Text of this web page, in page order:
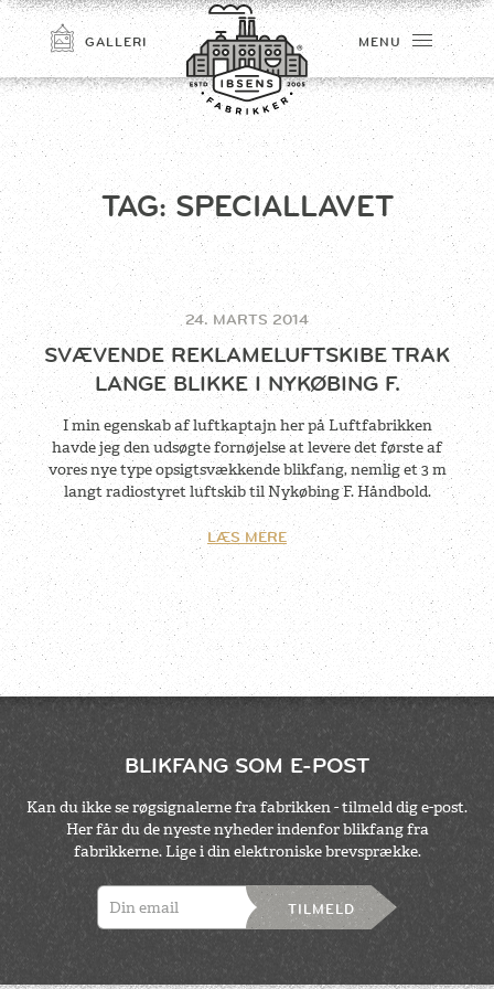
TILMELD
GALLERI MENU
TAG:SPECIALLAVET
24. MARTS 2014
SVÆVENDE REKLAMELUFTSKIBE TRAK
LANGE BLIKKE I NYKØBING F.
I min egenskab af luftkaptajn her på Luftfabrikken
havde jeg den udsøgte fornøjelse at levere det første af
vores nye type opsigtsvækkende blikfang, nemlig et 3 m
langt radiostyret luftskib til Nykøbing F. Håndbold.
LÆS MERE
BLIKFANG SOM E-POST
Kan du ikke se røgsignalerne fra fabrikken - tilmeld dig e-post.
Her får du de nyeste nyheder indenfor blikfang fra
fabrikkerne. Lige i din elektroniske brevsprække.
TILMELD